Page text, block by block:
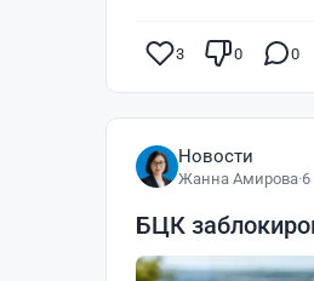
3 0 0
Новости
Жанна Амирова·6
БЦК